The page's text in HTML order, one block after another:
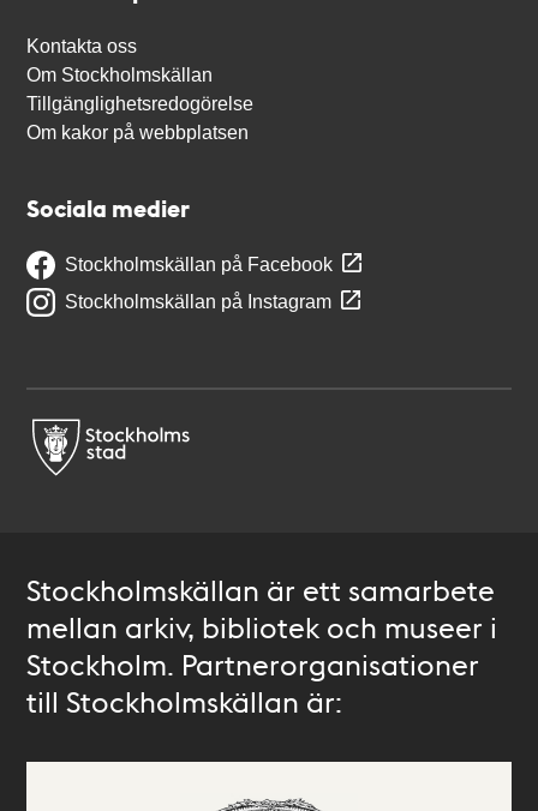
Kontakta oss
Om Stockholmskällan
Tillgänglighetsredogörelse
Om kakor på webbplatsen
Sociala medier
Stockholmskällan på Facebook
Stockholmskällan på Instagram
Stockholmskällan är ett samarbete
mellan arkiv, bibliotek och museer i
Stockholm. Partnerorganisationer
till Stockholmskällan är: